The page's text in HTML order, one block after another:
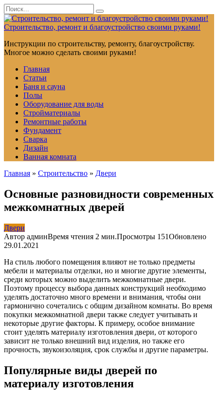
Перейти
к
контенту
Search
for:
Строительство, ремонт и благоустройство своими руками!
Инструкции по строительству, ремонту, благоустройству.
Многое можно сделать своими руками!
Главная
Статьи
Баня и сауна
Полы
Оборудование для воды
Стройматериалы
Ремонтные работы
Фундамент
Сварка
Дизайн
Ванная комната
Главная » Строительство » Двери
Основные разновидности современных
межкомнатных дверей
Двери
Автор админВремя чтения 2 мин.Просмотры 151Обновлено
29.01.2021
На стиль любого помещения влияют не только предметы
мебели и материалы отделки, но и многие другие элементы,
среди которых можно выделить межкомнатные двери.
Поэтому процессу выбора данных конструкций необходимо
уделять достаточно много времени и внимания, чтобы они
гармонично сочетались с общим дизайном комнаты. Во время
покупки межкомнатной двери также следует учитывать и
некоторые другие факторы. К примеру, особое внимание
стоит уделять материалу изготовления двери, от которого
зависит не только внешний вид изделия, но также его
прочность, звукоизоляция, срок службы и другие параметры.
Популярные виды дверей по
материалу изготовления